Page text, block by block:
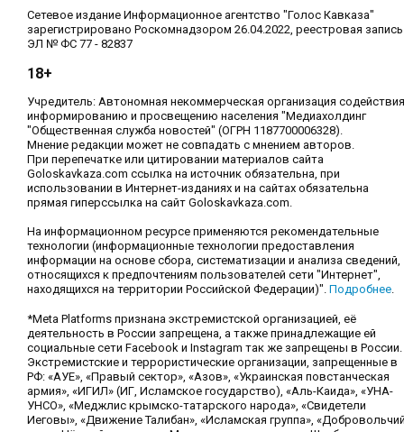
Сетевое издание Информационное агентство "Голос Кавказа"
зарегистрировано Роскомнадзором 26.04.2022, реестровая запись
ЭЛ № ФС 77 - 82837
18+
Учредитель: Автономная некоммерческая организация содействия
информированию и просвещению населения "Медиахолдинг
"Общественная служба новостей" (ОГРН 1187700006328).
Мнение редакции может не совпадать с мнением авторов.
При перепечатке или цитировании материалов сайта
Goloskavkaza.com ссылка на источник обязательна, при
использовании в Интернет-изданиях и на сайтах обязательна
прямая гиперссылка на сайт Goloskavkaza.com.
На информационном ресурсе применяются рекомендательные
технологии (информационные технологии предоставления
информации на основе сбора, систематизации и анализа сведений,
относящихся к предпочтениям пользователей сети "Интернет",
находящихся на территории Российской Федерации)". Подробнее.
*Meta Platforms признана экстремистской организацией, её
деятельность в России запрещена, а также принадлежащие ей
социальные сети Facebook и Instagram так же запрещены в России.
Экстремистские и террористические организации, запрещенные в
РФ: «АУЕ», «Правый сектор», «Азов», «Украинская повстанческая
армия», «ИГИЛ» (ИГ, Исламское государство), «Аль-Каида», «УНА-
УНСО», «Меджлис крымско-татарского народа», «Свидетели
Иеговы», «Движение Талибан», «Исламская группа»,